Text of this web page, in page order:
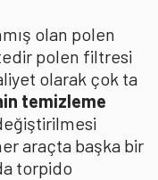
olan polen
polen filtresi
olarak çok ta
temizleme
araçta başka bir
torpido